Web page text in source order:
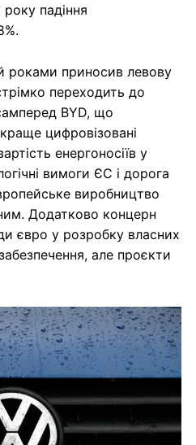
падіння
роками приносив левову
переходить до
BYD, що
цифровізовані
енергоносіїв у
вимоги ЄС і дорога
виробництво
Додатково концерн
євро у розробку власних
але проєкти